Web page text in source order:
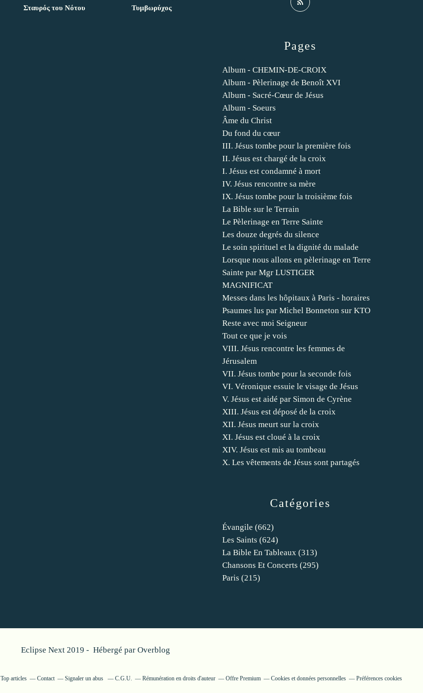
Σταυρός του Νότου
Τυμβωρύχος
Catégories
Évangile (662)
Les Saints (624)
La Bible En Tableaux (313)
Chansons Et Concerts (295)
Paris (215)
Pages
Album - CHEMIN-DE-CROIX
Album - Pèlerinage de Benoît XVI
Album - Sacré-Cœur de Jésus
Album - Soeurs
Âme du Christ
Du fond du cœur
III. Jésus tombe pour la première fois
II. Jésus est chargé de la croix
I. Jésus est condamné à mort
IV. Jésus rencontre sa mère
IX. Jésus tombe pour la troisième fois
La Bible sur le Terrain
Le Pèlerinage en Terre Sainte
Les douze degrés du silence
Le soin spirituel et la dignité du malade
Lorsque nous allons en pèlerinage en Terre
Sainte par Mgr LUSTIGER
MAGNIFICAT
Messes dans les hôpitaux à Paris - horaires
Psaumes lus par Michel Bonneton sur KTO
Reste avec moi Seigneur
Tout ce que je vois
VIII. Jésus rencontre les femmes de
Jérusalem
VII. Jésus tombe pour la seconde fois
VI. Véronique essuie le visage de Jésus
V. Jésus est aidé par Simon de Cyrène
XIII. Jésus est déposé de la croix
XII. Jésus meurt sur la croix
XI. Jésus est cloué à la croix
XIV. Jésus est mis au tombeau
X. Les vêtements de Jésus sont partagés
Eclipse Next 2019 - Hébergé par Overblog
Top articles Contact Signaler un abus C.G.U. Rémunération en droits d'auteur Offre Premium Cookies et données personnelles Préférences cookies